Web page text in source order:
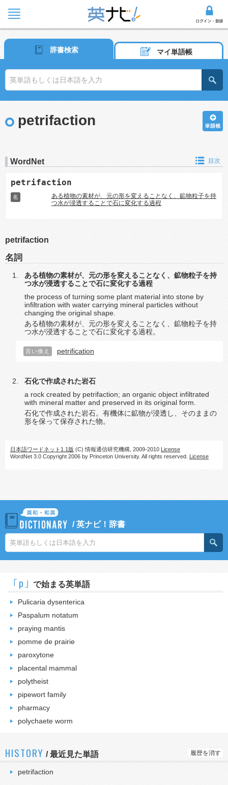
辞書検索 マイ単語帳
petrifaction
WordNet 目次
petrifaction
名
ある植物の素材が、元の形を変えることなく、鉱物粒子を持
つ水が浸透することで石に変化する過程
petrifaction
名詞
ある植物の素材が、元の形を変えることなく、鉱物粒子を持
つ水が浸透することで石に変化する過程
the process of turning some plant material into stone by
infiltration with water carrying mineral particles without
changing the original shape.
ある植物の素材が、元の形を変えることなく、鉱物粒子を持
つ水が浸透することで石に変化する過程。
言い換え petrification
石化で作成された岩石
a rock created by petrifaction; an organic object infiltrated
with mineral matter and preserved in its original form.
石化で作成された岩石。有機体に鉱物が浸透し、そのままの
形を保って保存された物。
日本語ワードネット1.1版 (C) 情報通信研究機構, 2009-2010 License
WordNet 3.0 Copyright 2006 by Princeton University. All rights reserved. License
/英ナビ！辞書
｢p｣ で始まる英単語
Pulicaria dysenterica
Paspalum notatum
praying mantis
pomme de prairie
paroxytone
placental mammal
polytheist
pipewort family
pharmacy
polychaete worm
HISTORY /最近見た単語 履歴を消す
petrifaction